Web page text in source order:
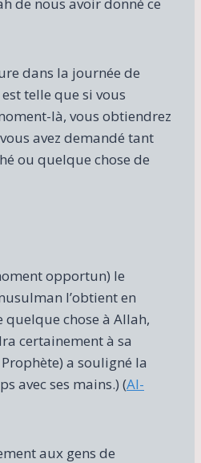
dans la journée de
telle que si vous
là, vous obtiendrez
avez demandé tant
ou quelque chose de
opportun) le
l’obtient en
chose à Allah,
certainement à sa
a souligné la
avec ses mains.) (Al-
aux gens de